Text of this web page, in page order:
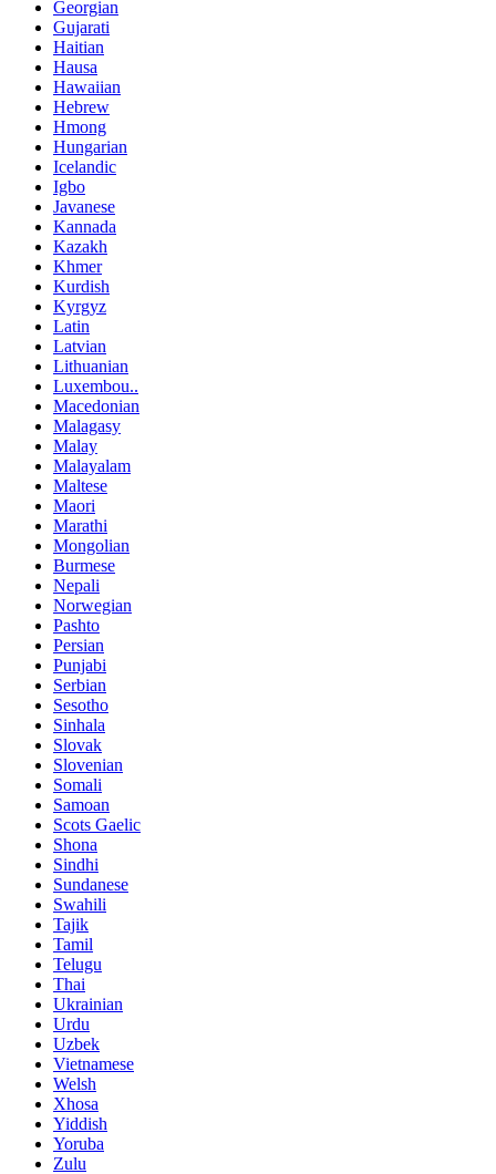
Georgian
Gujarati
Haitian
Hausa
Hawaiian
Hebrew
Hmong
Hungarian
Icelandic
Igbo
Javanese
Kannada
Kazakh
Khmer
Kurdish
Kyrgyz
Latin
Latvian
Lithuanian
Luxembou..
Macedonian
Malagasy
Malay
Malayalam
Maltese
Maori
Marathi
Mongolian
Burmese
Nepali
Norwegian
Pashto
Persian
Punjabi
Serbian
Sesotho
Sinhala
Slovak
Slovenian
Somali
Samoan
Scots Gaelic
Shona
Sindhi
Sundanese
Swahili
Tajik
Tamil
Telugu
Thai
Ukrainian
Urdu
Uzbek
Vietnamese
Welsh
Xhosa
Yiddish
Yoruba
Zulu